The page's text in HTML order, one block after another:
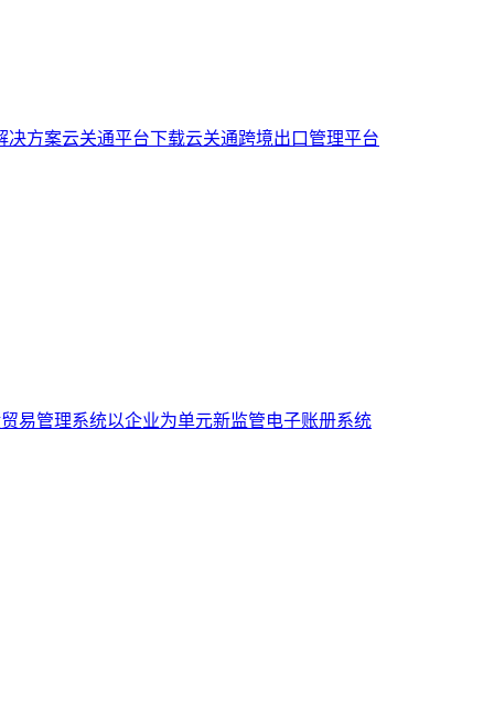
决方案云关通平台下载云关通跨境出口管理平台
易管理系统以企业为单元新监管电子账册系统